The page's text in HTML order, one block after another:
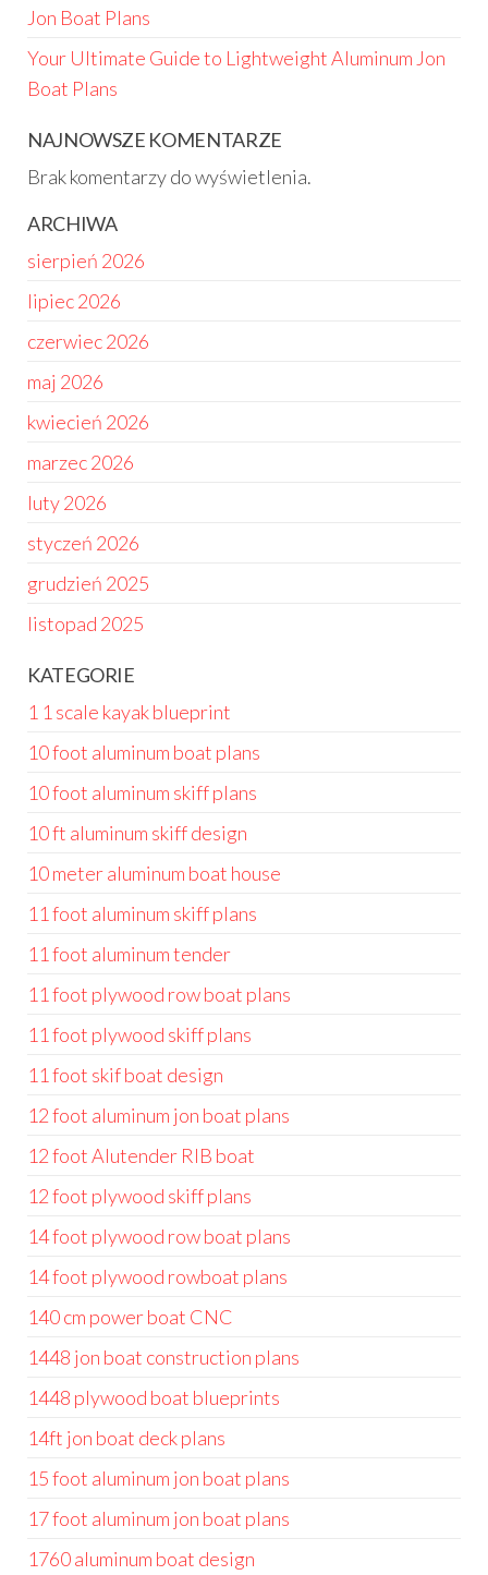
Jon Boat Plans
Your Ultimate Guide to Lightweight Aluminum Jon
Boat Plans
NAJNOWSZE KOMENTARZE
Brak komentarzy do wyświetlenia.
ARCHIWA
sierpień 2026
lipiec 2026
czerwiec 2026
maj 2026
kwiecień 2026
marzec 2026
luty 2026
styczeń 2026
grudzień 2025
listopad 2025
KATEGORIE
1 1 scale kayak blueprint
10 foot aluminum boat plans
10 foot aluminum skiff plans
10 ft aluminum skiff design
10 meter aluminum boat house
11 foot aluminum skiff plans
11 foot aluminum tender
11 foot plywood row boat plans
11 foot plywood skiff plans
11 foot skif boat design
12 foot aluminum jon boat plans
12 foot Alutender RIB boat
12 foot plywood skiff plans
14 foot plywood row boat plans
14 foot plywood rowboat plans
140 cm power boat CNC
1448 jon boat construction plans
1448 plywood boat blueprints
14ft jon boat deck plans
15 foot aluminum jon boat plans
17 foot aluminum jon boat plans
1760 aluminum boat design